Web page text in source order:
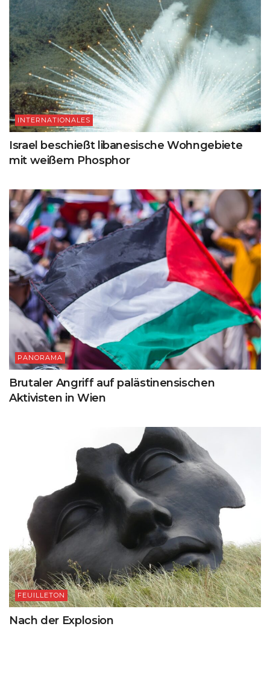
INTERNATIONALES
Israel beschießt libanesische Wohngebiete
mit weißem Phosphor
PANORAMA
Brutaler Angriff auf palästinensischen
Aktivisten in Wien
FEUILLETON
Nach der Explosion